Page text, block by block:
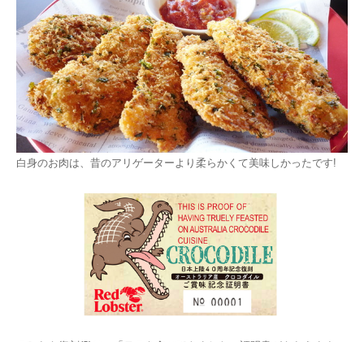
白身のお肉は、昔のアリゲーターより柔らかくて美味しかったです!